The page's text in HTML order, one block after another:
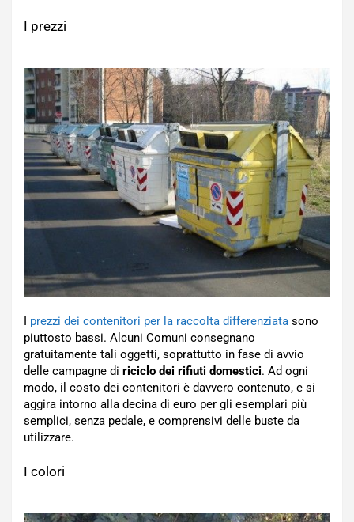
I prezzi
prezzi dei contenitori per la raccolta differenziata sono
piuttosto bassi. Alcuni Comuni consegnano
gratuitamente tali oggetti, soprattutto in fase di avvio
delle campagne di riciclo dei rifiuti domestici. Ad ogni
modo, il costo dei contenitori è davvero contenuto, e si
aggira intorno alla decina di euro per gli esemplari più
semplici, senza pedale, e comprensivi delle buste da
utilizzare.
I colori